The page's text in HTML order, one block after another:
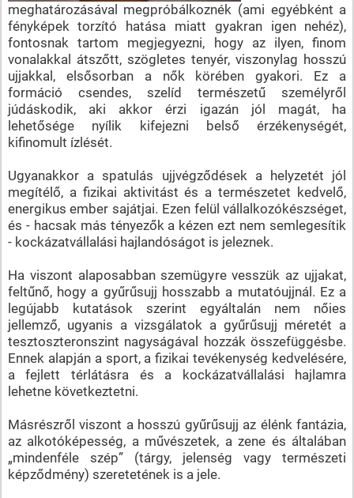
meghatározásával megpróbálkoznék (ami egyébként a
fényképek torzító hatása miatt gyakran igen nehéz),
fontosnak tartom megjegyezni, hogy az ilyen, finom
vonalakkal átszőtt, szögletes tenyér, viszonylag hosszú
ujjakkal, elsősorban a nők körében gyakori. Ez a
formáció csendes, szelíd természetű személyről
júdáskodik, aki akkor érzi igazán jól magát, ha
lehetősége nyílik kifejezni belső érzékenységét,
kifinomult ízlését.
Ugyanakkor a spatulás ujjvégződések a helyzetét jól
megítélő, a fizikai aktivitást és a természetet kedvelő,
energikus ember sajátjai. Ezen felül vállalkozókészséget,
és - hacsak más tényezők a kézen ezt nem semlegesítik
- kockázatvállalási hajlandóságot is jeleznek.
Ha viszont alaposabban szemügyre vesszük az ujjakat,
feltűnő, hogy a gyűrűsujj hosszabb a mutatóujjnál. Ez a
legújabb kutatások szerint egyáltalán nem nőies
jellemző, ugyanis a vizsgálatok a gyűrűsujj méretét a
tesztoszteronszint nagyságával hozzák összefüggésbe.
Ennek alapján a sport, a fizikai tevékenység kedvelésére,
a fejlett térlátásra és a kockázatvállalási hajlamra
lehetne következtetni.
Másrészről viszont a hosszú gyűrűsujj az élénk fantázia,
az alkotóképesség, a művészetek, a zene és általában
„mindenféle szép” (tárgy, jelenség vagy természeti
képződmény) szeretetének is a jele.